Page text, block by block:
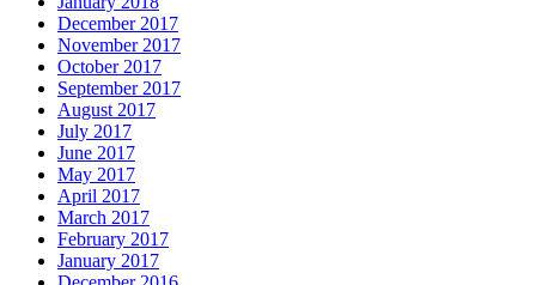
December 2017
November 2017
October 2017
September 2017
August 2017
July 2017
June 2017
May 2017
April 2017
March 2017
February 2017
January 2017